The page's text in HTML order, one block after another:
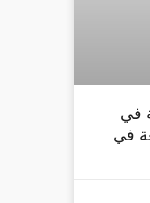
في
في